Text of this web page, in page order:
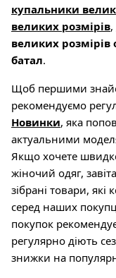
купальники
великих розмірів,
великих розмірів
батал.
Щоб першими
рекомендуємо
Новинки, яка
актуальними
Якщо хочете
жіночий одяг,
зібрані товари,
серед наших
покупок
регулярно діють
знижки на